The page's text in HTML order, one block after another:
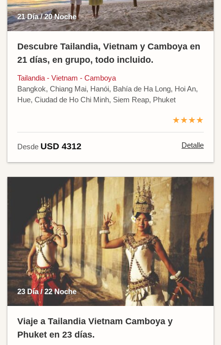
21 Día / 20 Noche
Descubre Tailandia, Vietnam y Camboya en
21 días, en grupo, todo incluido.
Tailandia - Vietnam - Camboya
Bangkok, Chiang Mai, Hanói, Bahía de Ha Long, Hoi An,
Hue, Ciudad de Ho Chi Minh, Siem Reap, Phuket
★★★★
Desde USD 4312 Detalle
23 Día / 22 Noche
Viaje a Tailandia Vietnam Camboya y
Phuket en 23 días.